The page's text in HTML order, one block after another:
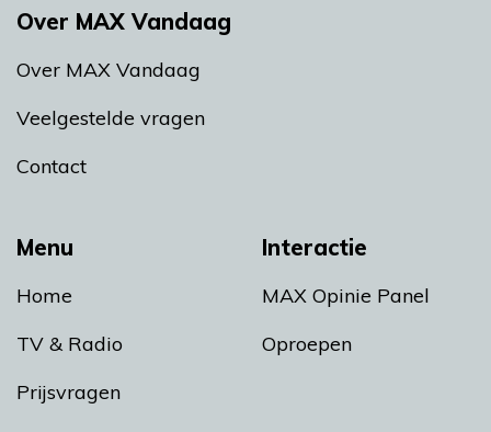
Menu
Home
TV & Radio
Prijsvragen
Interactie
MAX Opinie Panel
Oproepen
Over MAX Vandaag
Over MAX Vandaag
Veelgestelde vragen
Contact